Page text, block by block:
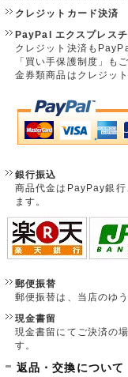
クレジットカード決済
PayPal エクスプレスチ
クレジット決済も
「買い手保護制度」も
金券類商品はクレジッ
銀行振込
商品代金はPayPay銀行
ます。
郵便振替
郵便振替は、当店のゆ
現金書留
現金書留にてご決済の
す。
返品・交換について